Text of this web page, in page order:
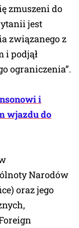
zmuszeni do
jest
związanego z
i podjął
ograniczenia”.
i
wjazdu do
Narodów
oraz jego